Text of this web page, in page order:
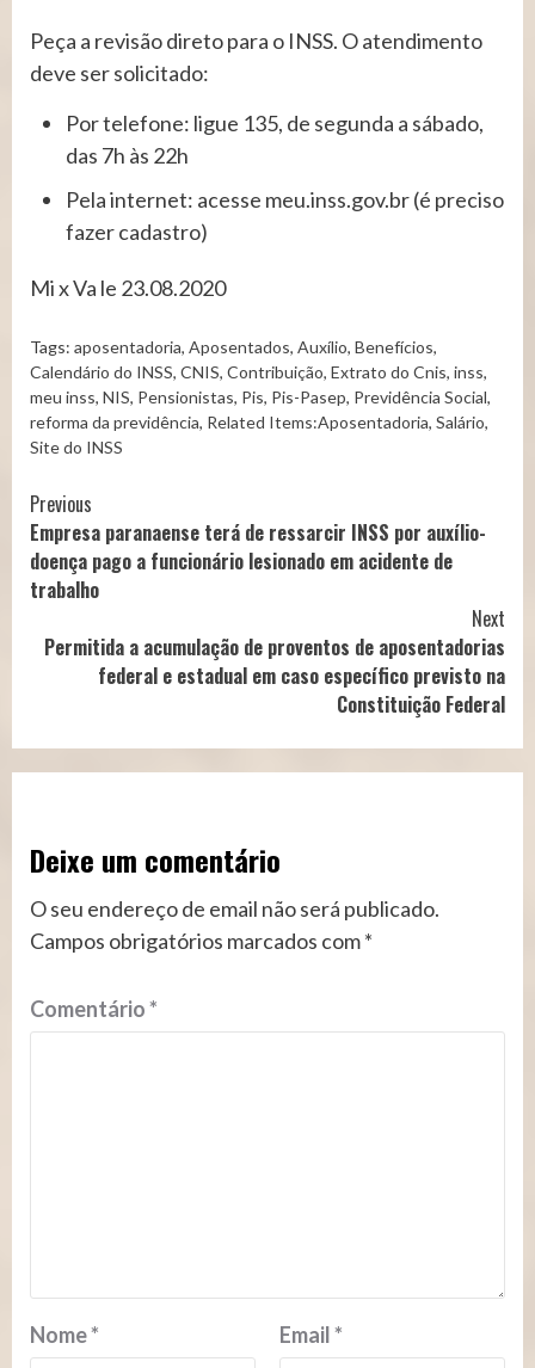
Peça a revisão direto para o INSS. O atendimento
deve ser solicitado:
Por telefone: ligue 135, de segunda a sábado,
das 7h às 22h
Pela internet: acesse meu.inss.gov.br (é preciso
fazer cadastro)
Mi x Va le 23.08.2020
Tags: aposentadoria, Aposentados, Auxílio, Benefícios,
Calendário do INSS, CNIS, Contribuição, Extrato do Cnis, inss,
meu inss, NIS, Pensionistas, Pis, Pis-Pasep, Previdência Social,
reforma da previdência, Related Items:Aposentadoria, Salário,
Site do INSS
Continue
Reading
Previous
Empresa paranaense terá de ressarcir INSS por auxílio-
doença pago a funcionário lesionado em acidente de
trabalho
Next
Permitida a acumulação de proventos de aposentadorias
federal e estadual em caso específico previsto na
Constituição Federal
Deixe um comentário
O seu endereço de email não será publicado.
Campos obrigatórios marcados com*
Comentário*
Nome* Email*